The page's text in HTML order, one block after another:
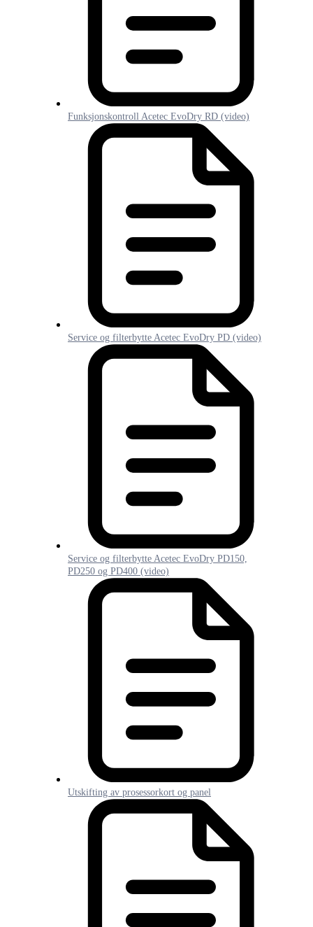
Funksjonskontroll Acetec EvoDry RD (video)
Service og filterbytte Acetec EvoDry PD (video)
Service og filterbytte Acetec EvoDry PD150,
PD250 og PD400 (video)
Utskifting av prosessorkort og panel